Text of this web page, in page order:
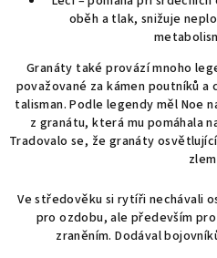
oběh a tlak, snižuje
Granáty také provází mnoho
považované za kámen poutníků
talisman. Podle legendy měl Noe
z granátu, která mu pomáhala
Tradovalo se, že granáty
Ve středověku si rytíři nechávali
pro ozdobu, ale především
zraněním. Dodával